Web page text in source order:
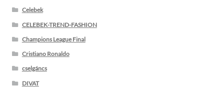
Celebek
CELEBEK-TREND-FASHION
Champions League Final
Cristiano Ronaldo
cselgáncs
DIVAT